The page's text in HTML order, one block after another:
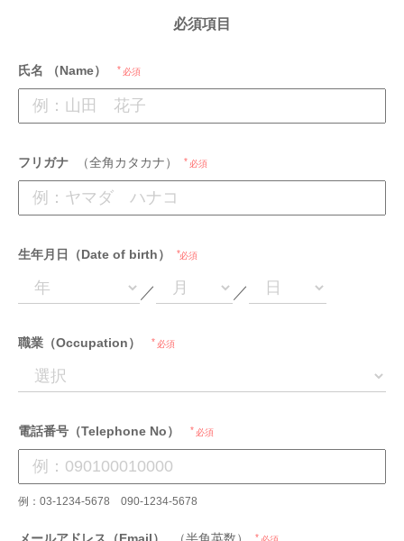
必須項目
氏名 （Name） 必須
フリガナ （全角カタカナ） 必須
生年月日（Date of birth） 必須
／ ／
職業（Occupation） 必須
電話番号（Telephone No） 必須
例：03-1234-5678 090-1234-5678